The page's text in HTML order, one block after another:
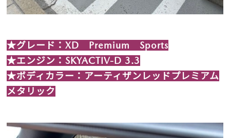
★グレード：XD Premium Sports
★エンジン：SKYACTIV-D 3.3
★ボディカラー：アーティザンレッドプレミアム
メタリック